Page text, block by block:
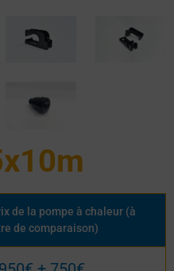
de la pompe à chaleur (à
de comparaison)